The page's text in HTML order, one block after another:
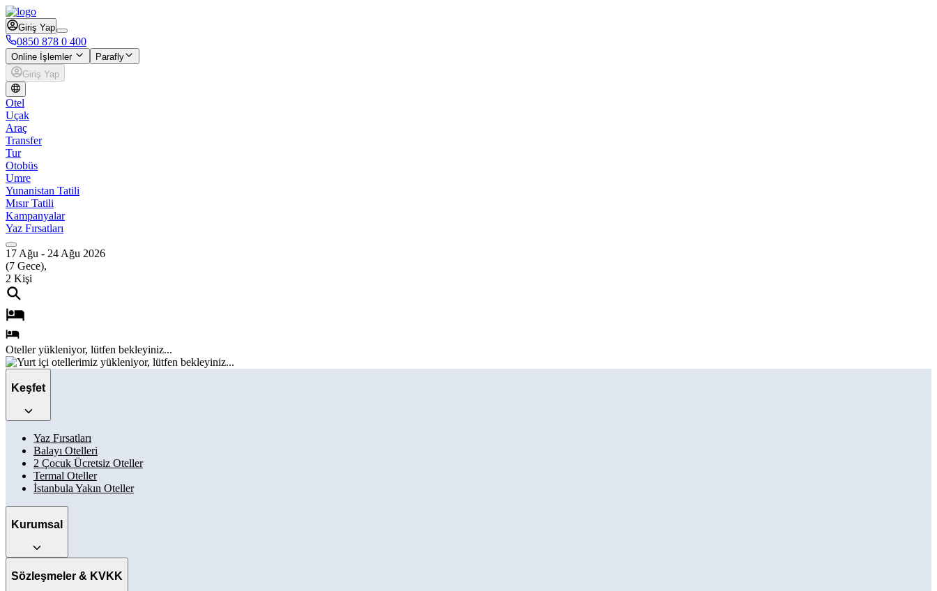
Giriş Yap
0850 878 0 400
Online İşlemler
Parafly
Giriş Yap
Otel
Uçak
Araç
Transfer
Tur
Otobüs
Umre
Yunanistan Tatili
Mısır Tatili
Kampanyalar
Yaz Fırsatları
17 Ağu - 24 Ağu 2026
(7 Gece),
2 Kişi
Otelleryükleniyor, lütfen bekleyiniz...
Keşfet
Yaz Fırsatları
Balayı Otelleri
2 Çocuk Ücretsiz Oteller
Termal Oteller
İstanbula Yakın Oteller
Kurumsal
Sözleşmeler & KVKK